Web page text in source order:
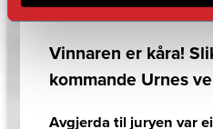
Vinnaren er kåra!
kommande Urnes
Avgjerda til juryen var